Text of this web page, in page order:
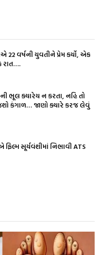
22 વર્ષની યુવતીને પ્રેમ કર્યો, એક
રાત….
ભૂલ ક્યારેય ન કરતા, નહિ તો
કંગાળ… જાણો ક્યારે કરજ લેવું
ફિલ્મ સૂર્યવંશીમાં નિભાવી ATS